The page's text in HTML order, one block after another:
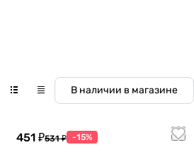
В наличии в магазине
451 ₽531 ₽ -15%